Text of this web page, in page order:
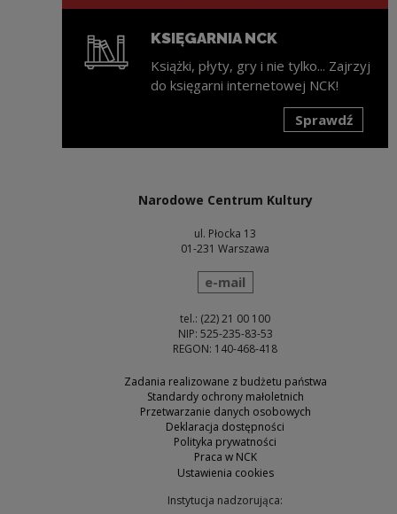
KSIĘGARNIA NCK
Książki, płyty, gry i nie tylko... Zajrzyj
do księgarni internetowej NCK!
Sprawdź
Narodowe Centrum Kultury
ul. Płocka 13
01-231 Warszawa
wyślij wiadomość
e-mail
tel.: (22) 21 00 100
NIP: 525-235-83-53
REGON: 140-468-418
Zadania realizowane z budżetu państwa
Standardy ochrony małoletnich
Przetwarzanie danych osobowych
Deklaracja dostępności
Polityka prywatności
Praca w NCK
Ustawienia cookies
Instytucja nadzorująca: